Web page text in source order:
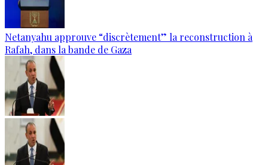
Netanyahu approuve “discrètement” la reconstruction à
Rafah, dans la bande de Gaza